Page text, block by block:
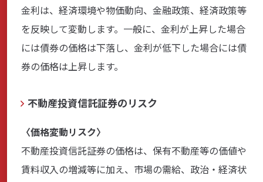
金利は、経済環境や物価動向、金融政策、経済政策等
を反映して変動します。一般に、金利が上昇した場合
には債券の価格は下落し、金利が低下した場合には債
券の価格は上昇します。
不動産投資信託証券のリスク
〈価格変動リスク〉
不動産投資信託証券の価格は、保有不動産等の価値や
賃料収入の増減等に加え、市場の需給、政治・経済状